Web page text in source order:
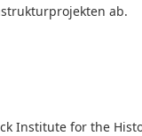
ab.
Institute for the